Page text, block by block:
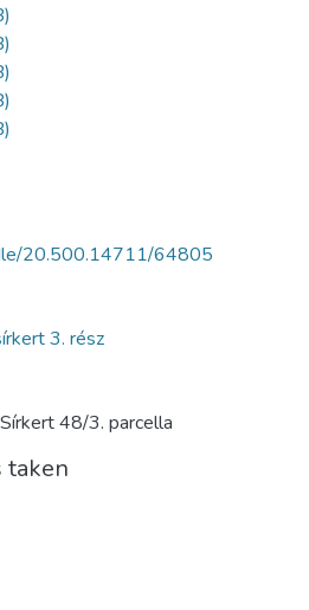
20.500.14711/64805
3. rész
48/3. parcella
taken